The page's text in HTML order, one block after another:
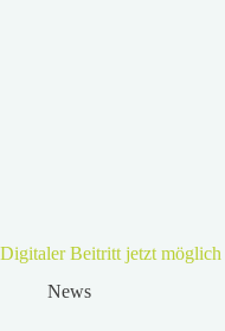
Digitaler Beitritt jetzt möglich
News